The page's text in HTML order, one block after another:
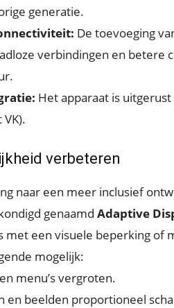
generatie.
De toevoeging
verbindingen en betere
Het apparaat is
verbeteren
naar een meer inclusief
genaamd Adaptive
met een visuele beperking of
mogelijk:
menu’s vergroten.
en beelden proportioneel